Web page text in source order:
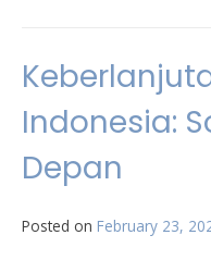
Indonesia:
Depan
Posted on February 23,